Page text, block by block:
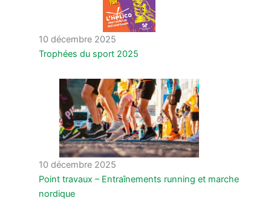
10 décembre 2025
Trophées du sport 2025
10 décembre 2025
Point travaux – Entraînements running et marche
nordique